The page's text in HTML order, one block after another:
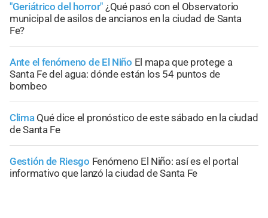
"Geriátrico del horror" ¿Qué pasó con el Observatorio
municipal de asilos de ancianos en la ciudad de Santa
Fe?
Ante el fenómeno de El Niño El mapa que protege a
Santa Fe del agua: dónde están los 54 puntos de
bombeo
Clima Qué dice el pronóstico de este sábado en la ciudad
de Santa Fe
Gestión de Riesgo Fenómeno El Niño: así es el portal
informativo que lanzó la ciudad de Santa Fe